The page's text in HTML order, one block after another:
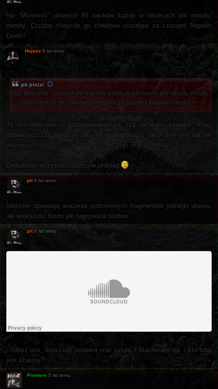
Na "Moments" umieścił 99 tracków każdy w okolicach pól minuty,
minuty. Czyżby chwyciła go chwilowa nostalgia za czasami Napalm
Death?
Hajasz 8 lat temu
pit pisze:
Na "Moments" umieścił 99 tracków każdy w okolicach pól minuty, minuty.
Czyżby chwyciła go chwilowa nostalgia za czasami Napalm Death?
To też widziałem i zastanawiałem się czy to jeden kawałek, który
odtwarzacz CD pokazuje jako 99 osobnych czy faktycznie jest tak jak
piszesz.
Dodatkowo wszystko opatrzone Untitled
pit 8 lat temu
Niektóre sprawiają wrażenie podzielonych fragmentów jednego utworu,
ale większość brzmi jak nagrywana osobno.
pit 6 lat temu
- robisz mix, mieszasz ambient oraz jungle z Machetazo itd. i kto tutaj
jest szalony?
Pioniere 5 lat temu